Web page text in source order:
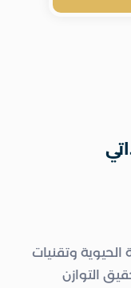
وتقنيات
التوازن